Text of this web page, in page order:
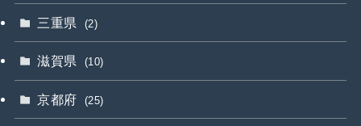
三重県 (2)
滋賀県 (10)
京都府 (25)